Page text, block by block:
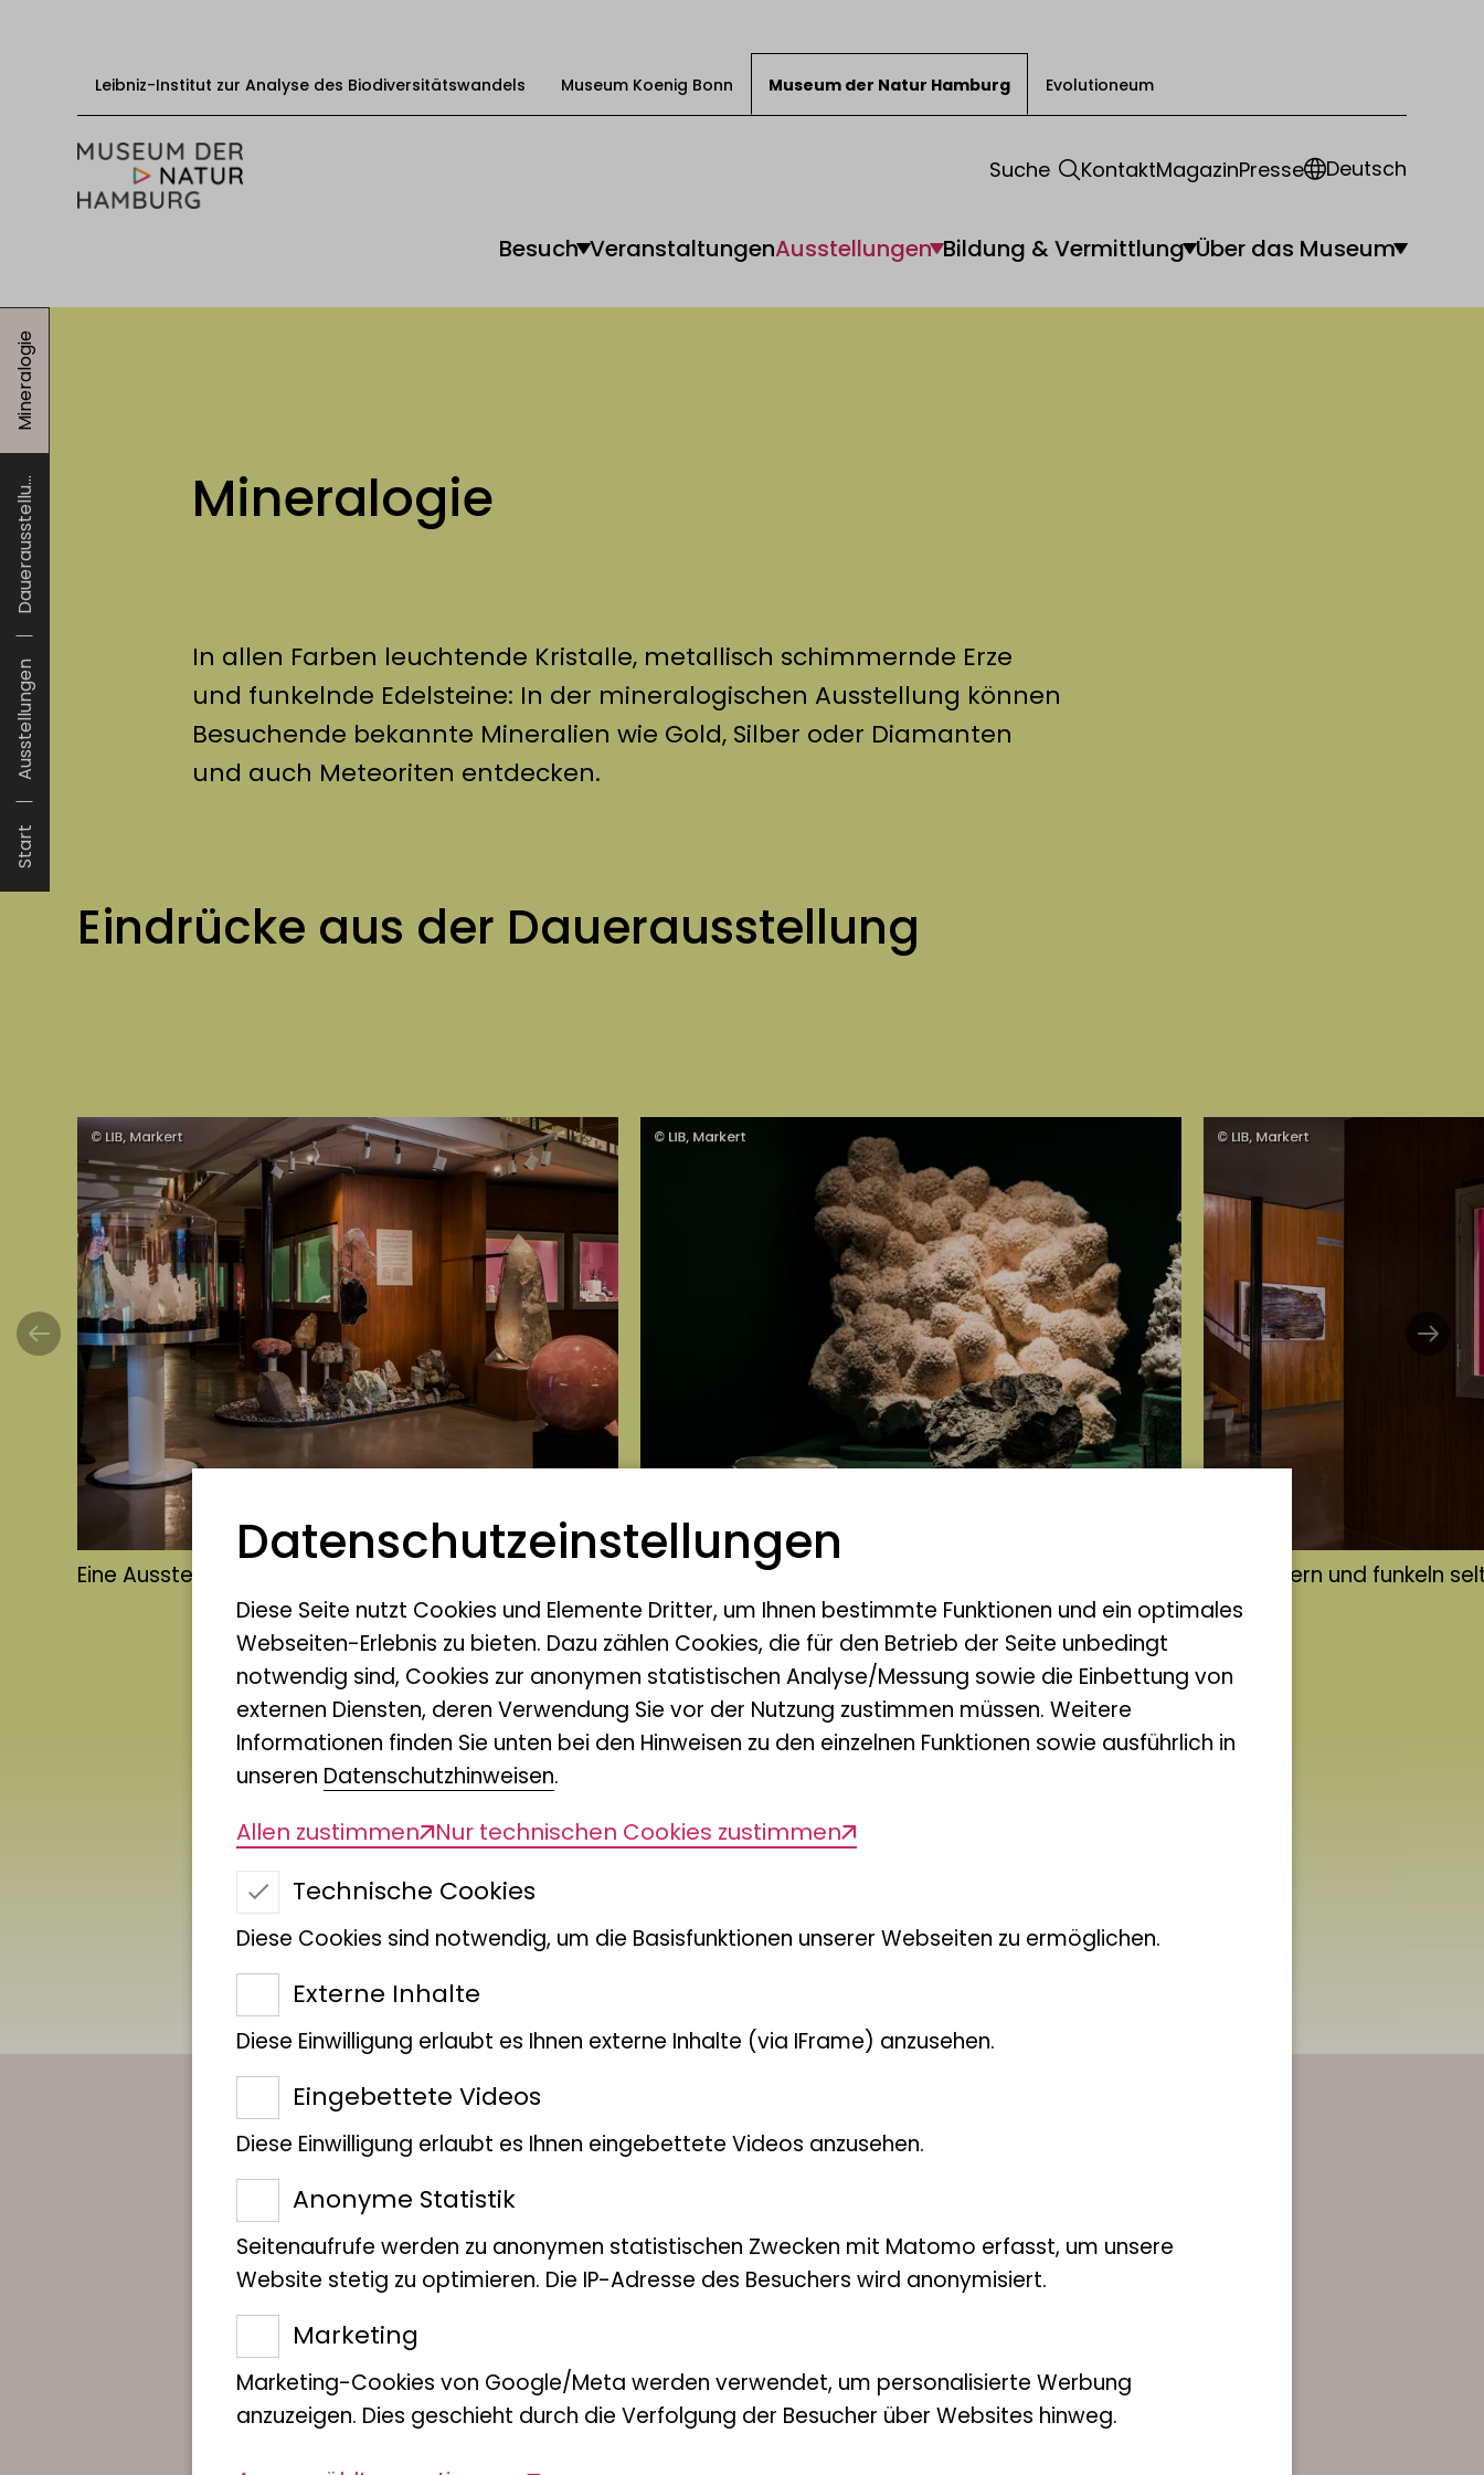
Zum Inhalt springen
Leibniz-Institut zur Analyse des Biodiversitätswandels Museum Koenig Bonn Museum der Natur Hamburg Evolutioneum
Besuch VeranstaltungenAusstellungen Bildung & Vermittlung Über das Museum
Suche KontaktMagazinPresse Deutsch
Besuch
Start
Ausstellungen
Dauerausstellu...
Mineralogie
Mineralogie
In allen Farben leuchtende Kristalle, metallisch schimmernde Erze
und funkelnde Edelsteine: In der mineralogischen Ausstellung können
Besuchende bekannte Mineralien wie Gold, Silber oder Diamanten
und auch Meteoriten entdecken.
Eindrücke aus der Dauerausstellung
Eine Ausstellung über zwei Etagen Mineralien aus aller Welt Hier glitzern und funkeln
Diese Seite teilen
IMMER AUF DEM NEUESTEN
LIB-STAND SEIN?
Mit unserem Newsletter kein Problem. Melden Sie sich hier an!
Newsletter abonnieren
Datenschutz­einstellungen
Diese Seite nutzt Cookies und Elemente Dritter, um Ihnen bestimmte Funktionen und ein optimales
Webseiten-Erlebnis zu bieten. Dazu zählen Cookies, die für den Betrieb der Seite unbedingt
notwendig sind, Cookies zur anonymen statistischen Analyse/Messung sowie die Einbettung von
externen Diensten, deren Verwendung Sie vor der Nutzung zustimmen müssen. Weitere
Informationen finden Sie unten bei den Hinweisen zu den einzelnen Funktionen sowie ausführlich in
unseren Datenschutzhinweisen.
Allen zustimmen Nur technischen Cookies zustimmen
Technische Cookies
Diese Cookies sind notwendig, um die Basisfunktionen unserer Webseiten zu ermöglichen.
Externe Inhalte
Diese Einwilligung erlaubt es Ihnen externe Inhalte (via IFrame) anzusehen.
Eingebettete Videos
Diese Einwilligung erlaubt es Ihnen eingebettete Videos anzusehen.
Anonyme Statistik
Seitenaufrufe werden zu anonymen statistischen Zwecken mit Matomo erfasst, um unsere
Website stetig zu optimieren. Die IP-Adresse des Besuchers wird anonymisiert.
Marketing
Marketing-Cookies von Google/Meta werden verwendet, um personalisierte Werbung
anzuzeigen. Dies geschieht durch die Verfolgung der Besucher über Websites hinweg.